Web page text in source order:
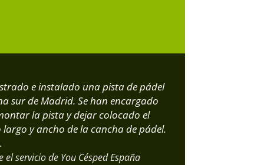
e instalado una pista de pádel
sur de Madrid. Se han encargado
la pista y dejar colocado el
y ancho de la cancha de pádel.
servicio de You Césped España